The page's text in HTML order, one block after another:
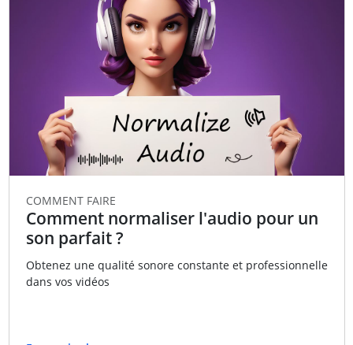
COMMENT FAIRE
Comment normaliser l'audio pour un
son parfait ?
Obtenez une qualité sonore constante et professionnelle
dans vos vidéos